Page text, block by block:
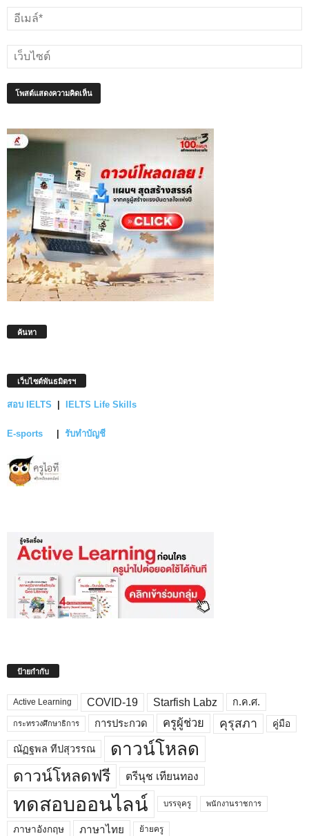
ค้นหา
เว็บไซต์พันธมิตรฯ
สอบ IELTS IELTS Life Skills
E-sports รับทำบัญชี
ป้ายกำกับ
Active Learning COVID-19 Starfish Labz ก.ค.ศ.
กระทรวงศึกษาธิการ การประกวด ครูผู้ช่วย คุรุสภา คู่มือ
ณัฏฐพล ทีปสุวรรณ ดาวน์โหลด
ดาวน์โหลดฟรี ตรีนุช เทียนทอง
ทดสอบออนไลน์ บรรจุครู พนักงานราชการ
ภาษาอังกฤษ ภาษาไทย ย้ายครู